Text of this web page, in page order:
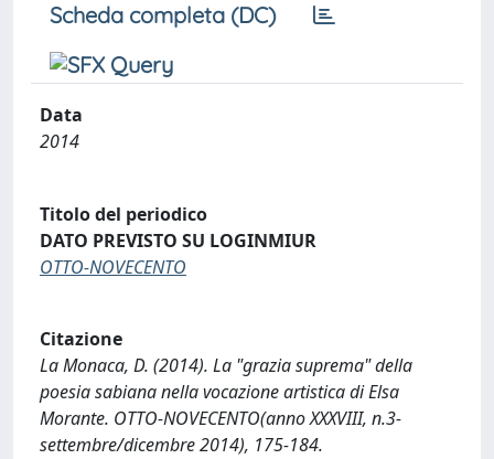
Scheda completa (DC)
Data
2014
Titolo del periodico
DATO PREVISTO SU LOGINMIUR
OTTO-NOVECENTO
Citazione
La Monaca, D. (2014). La "grazia suprema" della
poesia sabiana nella vocazione artistica di Elsa
Morante. OTTO-NOVECENTO(anno XXXVIII, n.3-
settembre/dicembre 2014), 175-184.